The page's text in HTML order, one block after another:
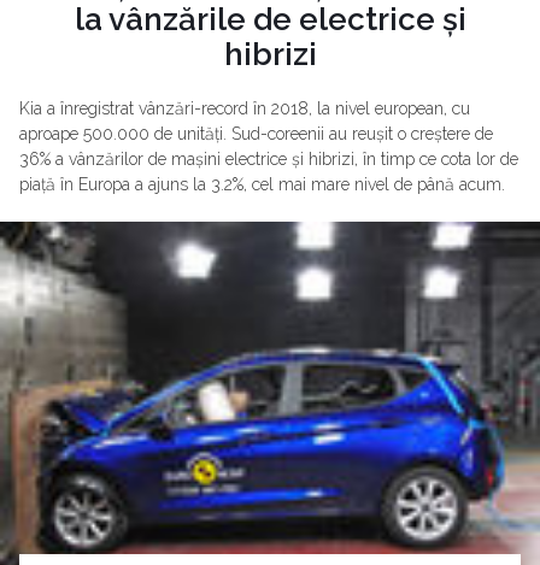
la vânzările de electrice și
hibrizi
Kia a înregistrat vânzări-record în 2018, la nivel european, cu
aproape 500.000 de unități. Sud-coreenii au reușit o creștere de
36% a vânzărilor de mașini electrice și hibrizi, în timp ce cota lor de
piață în Europa a ajuns la 3.2%, cel mai mare nivel de până acum.